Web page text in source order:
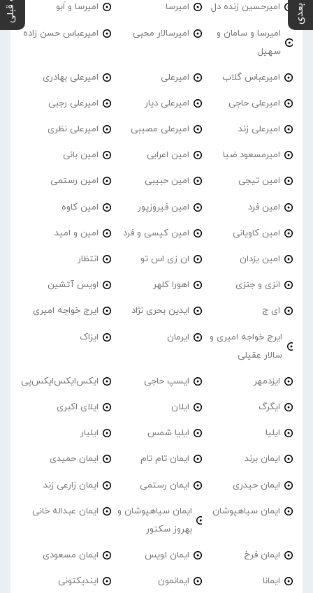
امیرحسین زنده دل امیرسا امیرسا و اَبو
امیرسا و سامان و
سهیل
امیرسالار محبی امیرعباس حسن زاده
امیرعباس گلاب امیرعلی امیرعلی بهادری
امیرعلی حاجی امیرعلی دیار امیرعلی رجبی
امیرعلی زند امیرعلی مصیبی امیرعلی نظری
امیرمسعود ضیا امین اعرابی امین بانی
امین تیجی امین حبیبی امین رستمی
امین فرد امین فیروزپور امین کاوه
امین کاویانی امین کیسی و فرد امین و امید
امین یزدان ان زی اس تو انتظار
انزی و جنزی اهورا کلهر اویس آتشین
ای ج ایدین بحری نژاد ایرج خواجه امیری
ایرج خواجه امیری و
سالار عقیلی
ایرمان ایزاک
ایزدمهر ایسپ حاجی ایکس‌ایکس‌ایکس‌پی
ایگرگ ایلان ایلای اکبری
ایلیا ایلیا شمس ایلیار
ایمان برند ایمان تام تام ایمان حمیدی
ایمان حیدری ایمان رستمی ایمان زارعی زند
ایمان سیاهپوشان
ایمان سیاهپوشان و
بهروز سکتور
ایمان عبداله خانی
ایمان فرخ ایمان لویس ایمان مسعودی
ایمانا ایمانمون ایندیکتونی